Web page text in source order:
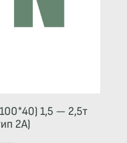
1,5 — 2,5т
2A)